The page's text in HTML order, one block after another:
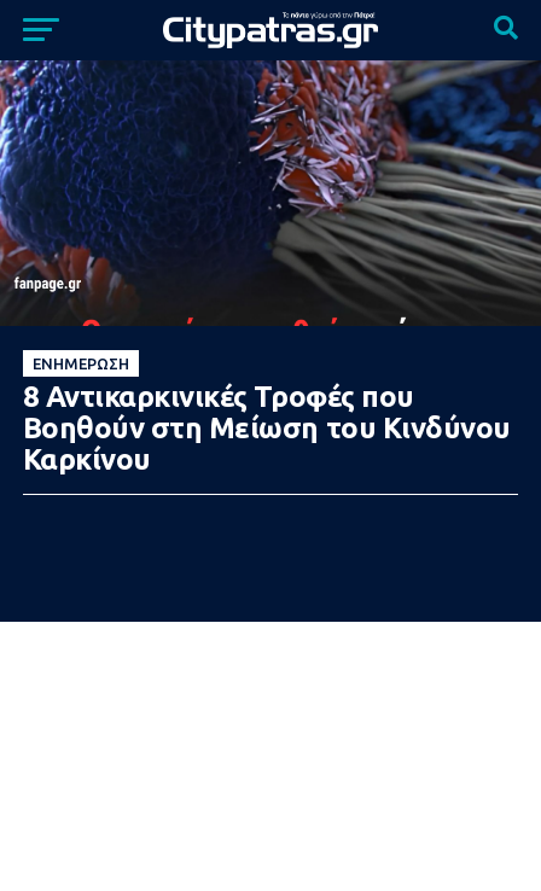
ΕΝΗΜΈΡΩΣΗ
8 Αντικαρκινικές Τροφές που
Βοηθούν στη Μείωση του Κινδύνου
Καρκίνου